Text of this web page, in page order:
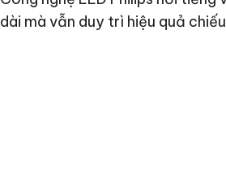
dài mà vẫn duy trì hiệu quả